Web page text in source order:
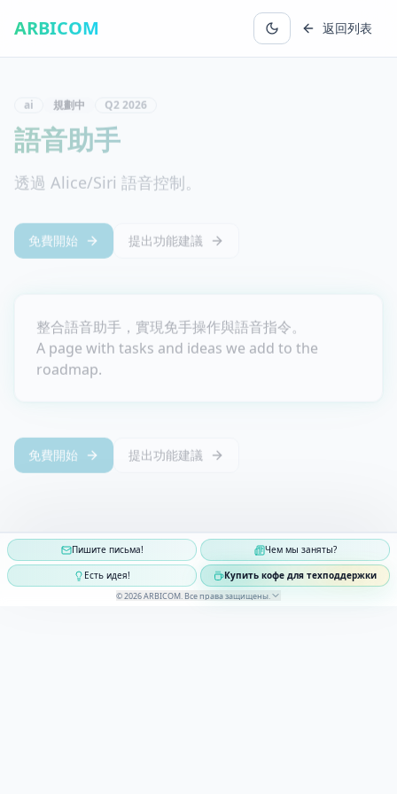
ARBICOM 返回列表
ai 規劃中 Q2 2026
語音助手
透過 Alice/Siri 語音控制。
免費開始 提出功能建議
整合語音助手，實現免手操作與語音指令。
A page with tasks and ideas we add to the
roadmap.
免費開始 提出功能建議
Пишите письма! Чем мы заняты?
Есть идея! Купить кофе для техподдержки
© 2026ARBICOM Все права защищены